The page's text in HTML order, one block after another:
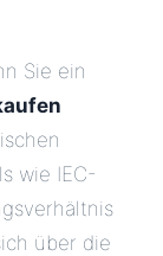
Sie ein
wie IEC-
über die